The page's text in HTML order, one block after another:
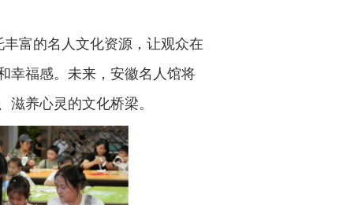
富的名人文化资源，让观众在
幸福感。未来，安徽名人馆将
养心灵的文化桥梁。